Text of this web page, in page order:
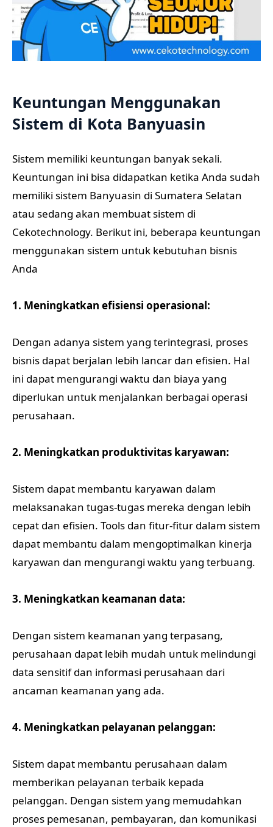
Keuntungan Menggunakan
Sistem di Kota Banyuasin
Sistem memiliki keuntungan banyak sekali.
Keuntungan ini bisa didapatkan ketika Anda sudah
memiliki sistem Banyuasin di Sumatera Selatan
atau sedang akan membuat sistem di
Cekotechnology. Berikut ini, beberapa keuntungan
menggunakan sistem untuk kebutuhan bisnis
Anda
1. Meningkatkan efisiensi operasional:
Dengan adanya sistem yang terintegrasi, proses
bisnis dapat berjalan lebih lancar dan efisien. Hal
ini dapat mengurangi waktu dan biaya yang
diperlukan untuk menjalankan berbagai operasi
perusahaan.
2. Meningkatkan produktivitas karyawan:
Sistem dapat membantu karyawan dalam
melaksanakan tugas-tugas mereka dengan lebih
cepat dan efisien. Tools dan fitur-fitur dalam sistem
dapat membantu dalam mengoptimalkan kinerja
karyawan dan mengurangi waktu yang terbuang.
3. Meningkatkan keamanan data:
Dengan sistem keamanan yang terpasang,
perusahaan dapat lebih mudah untuk melindungi
data sensitif dan informasi perusahaan dari
ancaman keamanan yang ada.
4. Meningkatkan pelayanan pelanggan:
Sistem dapat membantu perusahaan dalam
memberikan pelayanan terbaik kepada
pelanggan. Dengan sistem yang memudahkan
proses pemesanan, pembayaran, dan komunikasi